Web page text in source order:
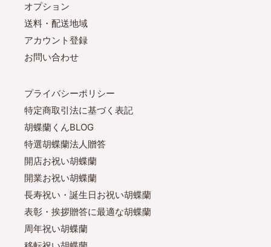
オプション
送料・配送地域
アカウント登録
お問い合わせ
プライバシーポリシー
特定商取引法に基づく表記
胡蝶蘭くんBLOG
特選胡蝶蘭法人贈答
開店お祝い胡蝶蘭
開業お祝い胡蝶蘭
長寿祝い・誕生日お祝い胡蝶蘭
表彰・挨拶贈答に最適な胡蝶蘭
周年祝い胡蝶蘭